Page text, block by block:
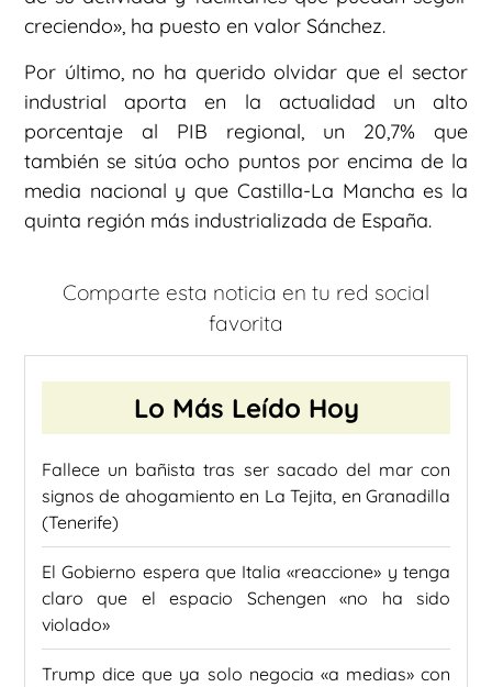
creciendo», ha puesto en valor Sánchez.
Por último, no ha querido olvidar que el sector
industrial aporta en la actualidad un alto
porcentaje al PIB regional, un 20,7% que
también se sitúa ocho puntos por encima de la
media nacional y que Castilla-La Mancha es la
quinta región más industrializada de España.
Comparte esta noticia en tu red social
favorita
Lo Más Leído Hoy
Fallece un bañista tras ser sacado del mar con
signos de ahogamiento en La Tejita, en Granadilla
(Tenerife)
El Gobierno espera que Italia «reaccione» y tenga
claro que el espacio Schengen «no ha sido
violado»
Trump dice que ya solo negocia «a medias» con